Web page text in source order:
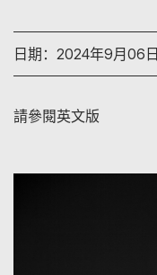
日期：2024年9月06日
請參閱英文版